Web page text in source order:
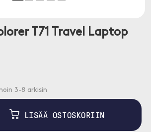
T71 Travel Laptop
3-8 arkisin
LISÄÄ OSTOSKORIIN